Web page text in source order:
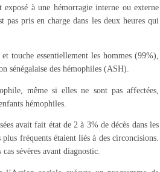
exposé à une hémorragie interne ou externe
pas pris en charge dans les deux heures qui
touche essentiellement les hommes (99%),
sénégalaise des hémophiles (ASH).
même si elles ne sont pas affectées,
hémophiles.
avait fait état de 2 à 3% de décès dans les
fréquents étaient liés à des circoncisions.
sévères avant diagnostic.